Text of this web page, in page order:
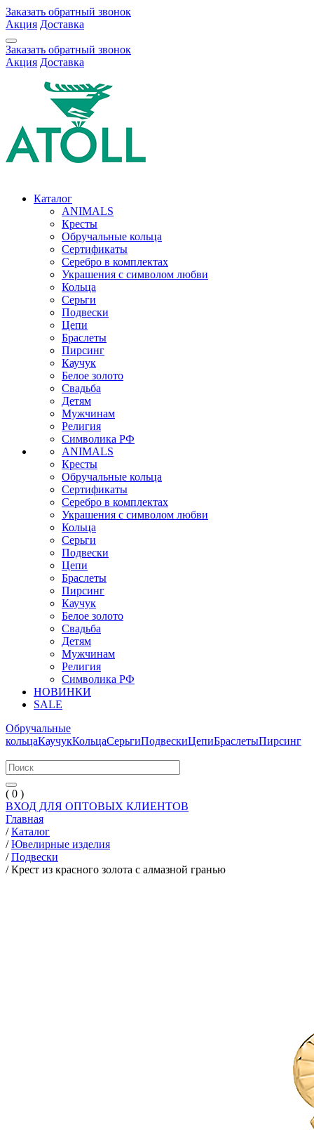
Заказать обратный звонок
Акция Доставка
Заказать обратный звонок
Акция Доставка
Каталог
ANIMALS
Кресты
Обручальные кольца
Сертификаты
Серебро в комплектах
Украшения с символом любви
Кольца
Серьги
Подвески
Цепи
Браслеты
Пирсинг
Каучук
Белое золото
Свадьба
Детям
Мужчинам
Религия
Символика РФ
ANIMALS
Кресты
Обручальные кольца
Сертификаты
Серебро в комплектах
Украшения с символом любви
Кольца
Серьги
Подвески
Цепи
Браслеты
Пирсинг
Каучук
Белое золото
Свадьба
Детям
Мужчинам
Религия
Символика РФ
НОВИНКИ
SALE
Обручальные
кольцаКаучукКольцаСерьгиПодвескиЦепиБраслетыПирсинг
( 0 )
ВХОД ДЛЯ ОПТОВЫХ КЛИЕНТОВ
Главная
/ Каталог
/ Ювелирные изделия
/ Подвески
/ Крест из красного золота с алмазной гранью